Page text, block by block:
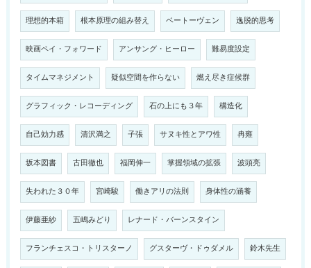
理想的本箱 根本原理の組み替え ベートーヴェン 逸脱的思考
映画ペイ・フォワード アンサング・ヒーロー 難易度設定
タイムマネジメント 疑似空間を作らない 燃え尽き症候群
グラフィック・レコーディング 石の上にも３年 構造化
自己効力感 清沢満之 子張 サヌキ性とアワ性 冉雍
坂本図書 古田徹也 福岡伸一 掌握領域の拡張 波頭亮
失われた３０年 宮崎駿 働きアリの法則 身体性の涵養
伊藤亜紗 五嶋みどり レナード・バーンスタイン
フランチェスコ・トリスターノ グスターヴ・ドゥダメル 鈴木先生